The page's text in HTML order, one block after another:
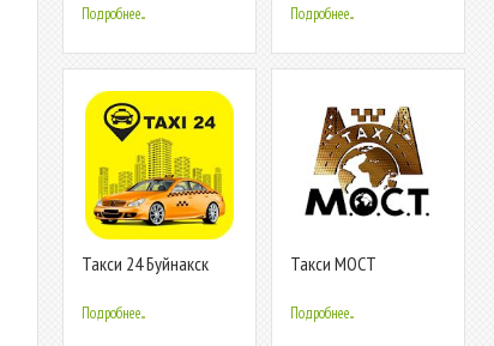
Подробнее... Подробнее...
Такси 24 Буйнакск
Подробнее...
Такси МОСТ
Подробнее...